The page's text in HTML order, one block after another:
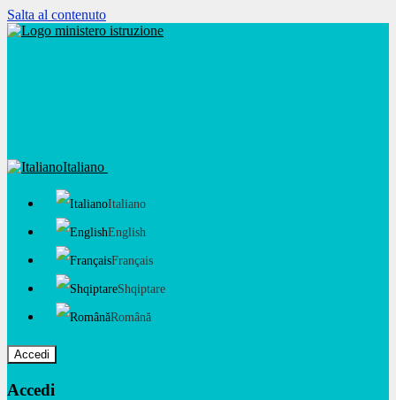
Salta al contenuto
Italiano
Italiano
English
Français
Shqiptare
Română
Accedi
Accedi